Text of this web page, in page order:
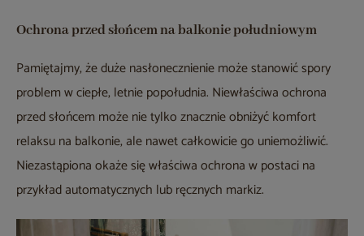
Ochrona przed słońcem na balkonie południowym
Pamiętajmy, że duże nasłonecznienie może stanowić spory
problem w ciepłe, letnie popołudnia. Niewłaściwa ochrona
przed słońcem może nie tylko znacznie obniżyć komfort
relaksu na balkonie, ale nawet całkowicie go uniemożliwić.
Niezastąpiona okaże się właściwa ochrona w postaci na
przykład automatycznych lub ręcznych markiz.